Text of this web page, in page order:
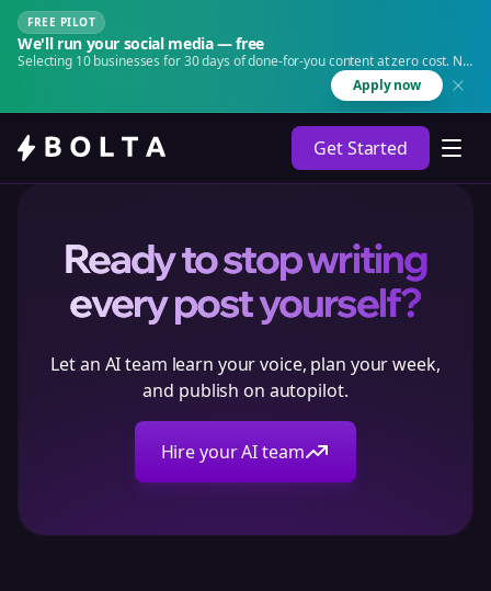
FREE PILOT
We'll run your social media — free
Selecting 10 businesses for 30 days of done-for-you content at zero cost. No
Apply now
Get Started
Ready to stop writing
every post yourself?
Let an AI team learn your voice, plan your week,
and publish on autopilot.
Hire your AI team